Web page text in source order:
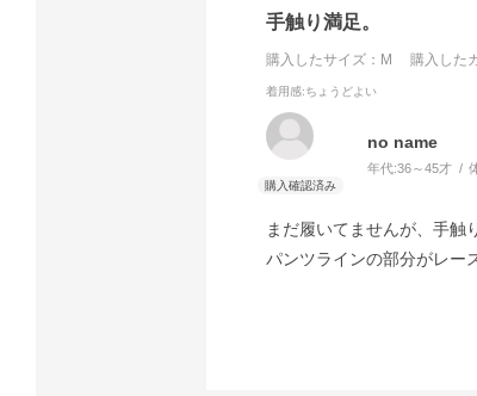
手触り満足。
購入したサイズ：M 購入した
着用感:ちょうどよい
no name
年代:36～45才
まだ履いてませんが、手触
パンツラインの部分がレー